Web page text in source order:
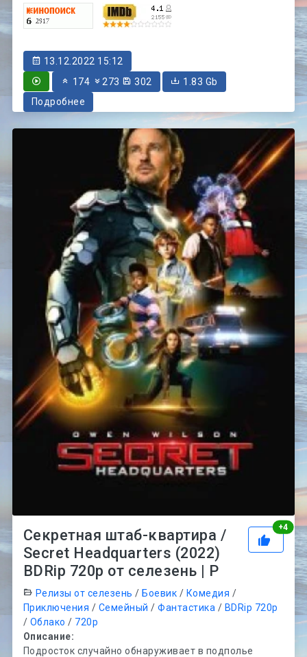
13.12.2022 15:12
174
273 302
1.83 Gb
Подробнее
+4
Секретная штаб-квартира /
Secret Headquarters (2022)
BDRip 720p от селезень | P
Релизы от селезень / Боевик / Комедия /
Приключения / Семейный /Фантастика / BDRip 720p
/ Облако / 720p
Описание:
Подросток случайно обнаруживает в подполье